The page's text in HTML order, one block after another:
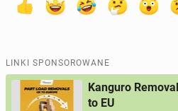
LINKI SPONSOROWANE
Kanguro
to EU